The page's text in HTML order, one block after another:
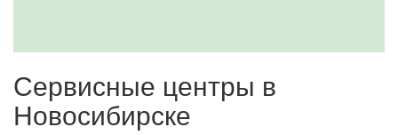
Сервисные центры в
Новосибирске